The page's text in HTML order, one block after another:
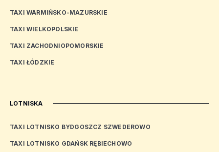
TAXI WARMIŃSKO-MAZURSKIE
TAXI WIELKOPOLSKIE
TAXI ZACHODNIOPOMORSKIE
TAXI ŁÓDZKIE
LOTNISKA
TAXI LOTNISKO BYDGOSZCZ SZWEDEROWO
TAXI LOTNISKO GDAŃSK RĘBIECHOWO